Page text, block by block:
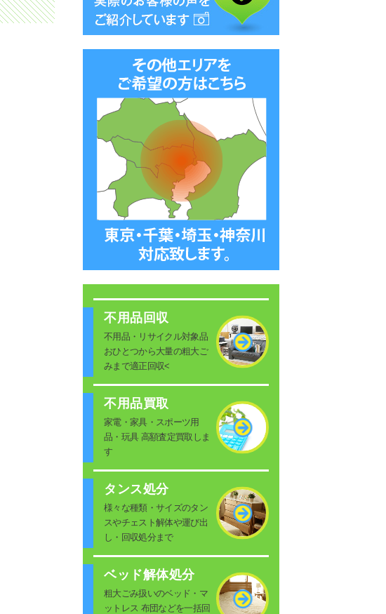
不用品回収
不用品・リサイクル対象品
おひとつから大量の粗大ご
みまで適正回収<
不用品買取
家電・家具・スポーツ用
品・玩具 高額査定買取しま
す
タンス処分
様々な種類・サイズのタン
スやチェスト解体や運び出
し・回収処分まで
ベッド解体処分
粗大ごみ扱いのベッド・マ
ットレス 布団などを一括回